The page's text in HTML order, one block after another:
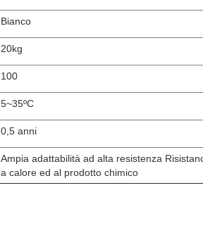
Bianco
20kg
100
5~35ºC
0,5 anni
Ampia adattabilità ad alta resistenza
a calore ed al prodotto chimico